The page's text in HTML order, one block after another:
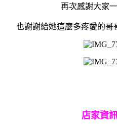
再次感謝大家
也謝謝給她這麼多疼愛的
店家資